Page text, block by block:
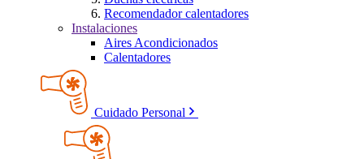
Recomendador calentadores
Instalaciones
Aires Acondicionados
Calentadores
Cuidado Personal